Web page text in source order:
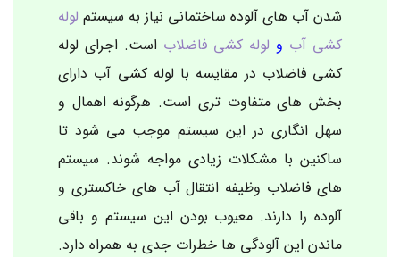
شدن آب های آلوده ساختمانی نیاز به سیستم لوله
کشی آب و لوله کشی فاضلاب است. اجرای لوله
کشی فاضلاب در مقایسه با لوله کشی آب دارای
بخش های متفاوت تری است. هرگونه اهمال و
سهل انگاری در این سیستم موجب می شود تا
ساکنین با مشکلات زیادی مواجه شوند. سیستم
های فاضلاب وظیفه انتقال آب های خاکستری و
آلوده را دارند. معیوب بودن این سیستم و باقی
ماندن این آلودگی ها خطرات جدی به همراه دارد.